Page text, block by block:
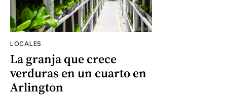
LOCALES
La granja que crece
verduras en un cuarto en
Arlington